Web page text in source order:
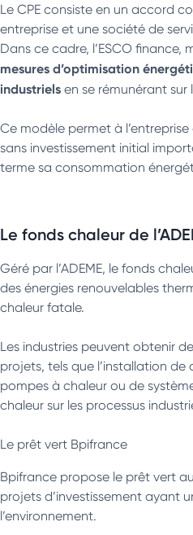
Le CPE consiste en un accord
entreprise et une société de
Dans ce cadre, l’ESCO
mesures d’optimisation
industriels en se rémunérant sur
Ce modèle permet à
sans investissement initial
terme sa consommation
Le fonds chaleur de
Géré par l’ADEME, le fonds
des énergies renouvelables
chaleur fatale.
Les industries peuvent obtenir
projets, tels que l’installation de
pompes à chaleur ou de
chaleur sur les processus
Le prêt vert Bpifrance
Bpifrance propose le prêt vert
projets d’investissement ayant
l’environnement.